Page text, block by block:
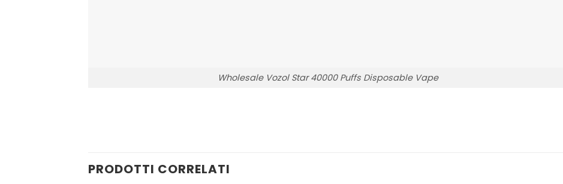
Wholesale Vozol Star 40000 Puffs Disposable Vape
PRODOTTI CORRELATI